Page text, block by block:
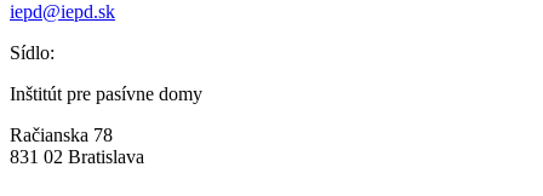
iepd@iepd.sk
Sídlo:
Inštitút pre pasívne domy
Račianska 78
831 02 Bratislava